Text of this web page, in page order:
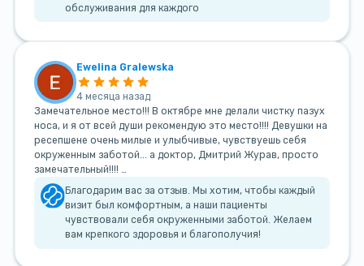
обслуживания для каждого
Ewelina Gralewska
4 месяца назад
Замечательное место!!! В октябре мне делали чистку пазух
носа, и я от всей души рекомендую это место!!!! Девушки на
ресепшене очень милые и улыбчивые, чувствуешь себя
окруженным заботой... а доктор, Дмитрий Журав, просто
замечательный!!!! …
Благодарим вас за отзыв. Мы хотим, чтобы каждый
визит был комфортным, а наши пациенты
чувствовали себя окруженными заботой. Желаем
вам крепкого здоровья и благополучия!